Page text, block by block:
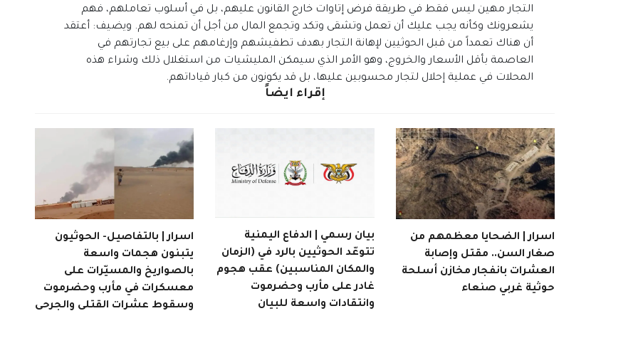
التجار مهين ليس فقط في طريقة فرض إتاوات خارج القانون عليهم، بل في أسلوب تعاملهم، فهم
يشعرونك وكأنه يجب عليك أن تعمل وتشقى وتكد وتجمع المال من أجل أن تمنحه لهم. ويضيف: أعتقد
أن هناك تعمداً من قبل الحوثيين لإهانة التجار بهدف تطفيشهم وإرغامهم على بيع تجارتهم في
العاصمة بأقل الأسعار والخروج، وهو الأمر الذي سيمكن المليشيات من استغلال ذلك وشراء هذه
المحلات في عملية إحلال لتجار محسوبين عليها، بل قد يكونون من كبار قياداتهم.
إقراء ايضاً
اسرار | الضحايا معظمهم من
صغار السن.. مقتل وإصابة
العشرات بانفجار مخازن أسلحة
حوثية غربي صنعاء
بيان رسمي | الدفاع اليمنية
تتوعّد الحوثيين بالرد في (الزمان
والمكان المناسبين) عقب هجوم
غادر على مأرب وحضرموت
وانتقادات واسعة للبيان
اسرار | بالتفاصيل- الحوثيون
يتبنون هجمات واسعة
بالصواريخ والمسيّرات على
معسكرات في مأرب وحضرموت
وسقوط عشرات القتلى والجرحى